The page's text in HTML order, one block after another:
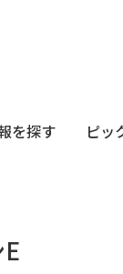
を探す ピッ